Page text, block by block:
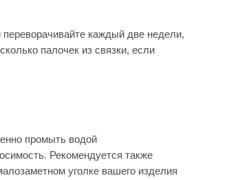
каждый две недели,
палочек из связки, если
промыть водой
Рекомендуется также
уголке вашего изделия